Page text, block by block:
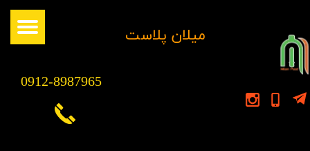
​میلان پلاست
0912-8987965